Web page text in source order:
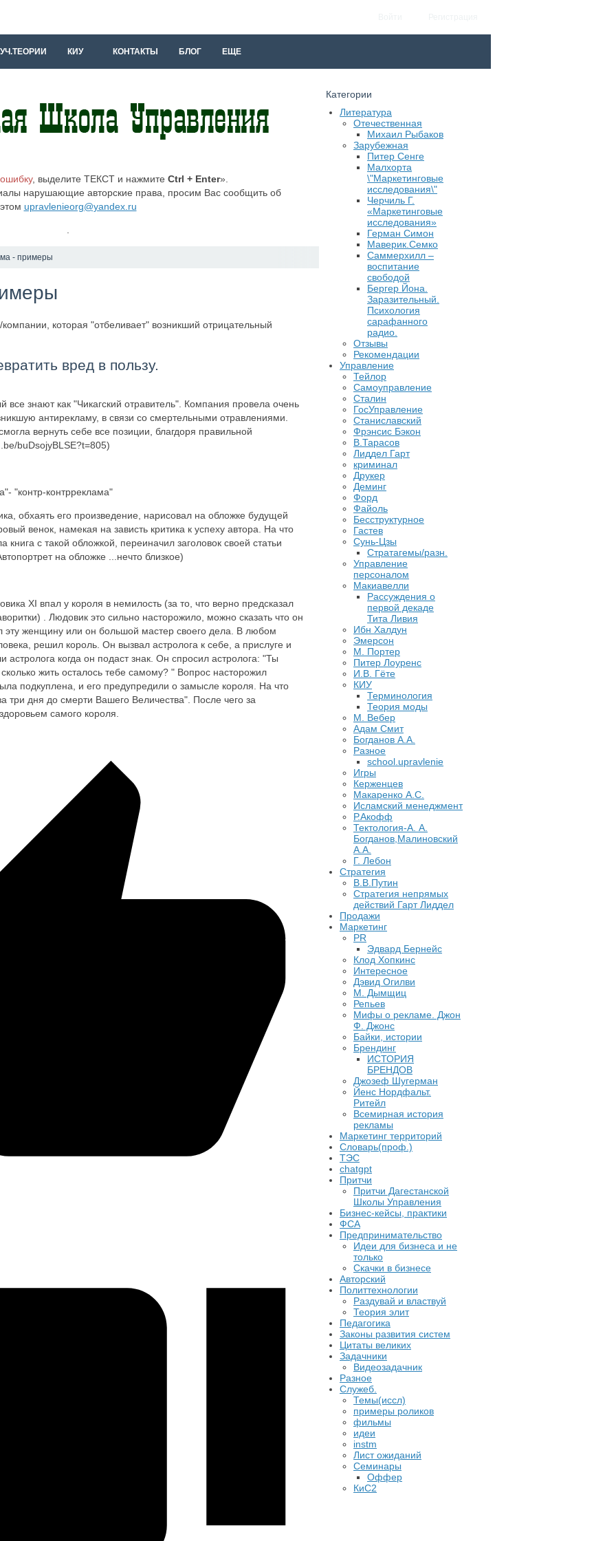
КИУ КОНТАКТЫ БЛОГ ЕЩЕ
, выделите ТЕКСТ и нажмите Ctrl + Enter».
нарушающие авторские права, просим Вас сообщить об
этом upravlenieorg@yandex.ru
- примеры
которая "отбеливает" возникший отрицательный
вред в пользу.
знают как "Чикагский отравитель". Компания провела очень
антирекламу, в связи со смертельными отравлениями.
вернуть себе все позиции, благдоря правильной
buDsojyBLSE?t=805)
"контр-контрреклама"
обхаять его произведение, нарисовал на обложке будущей
венок, намекая на зависть критика к успеху автора. На что
книга с такой обложкой, переиначил заголовок своей статьи
на обложке ...нечто близкое)
XI впал у короля в немилость (за то, что верно предсказал
. Людовик это сильно насторожило, можно сказать что он
эту женщину или он большой мастер своего дела. В любом
решил король. Он вызвал астролога к себе, а прислуге и
когда он подаст знак. Он спросил астролога: "Ты
жить осталось тебе самому? " Вопрос насторожил
подкуплена, и его предупредили о замысле короля. На что
три дня до смерти Вашего Величества". После чего за
самого короля.
Категории
Литература
Отечественная
Михаил Рыбаков
Зарубежная
Питер Сенге
Малхорта
\"Маркетинговые
исследования\"
Черчиль Г.
«Маркетинговые
исследования»
Герман Симон
Маверик.Семко
Саммерхилл –
воспитание
свободой
Бергер Йона.
Заразительный.
Психология
сарафанного
радио.
Отзывы
Рекомендации
Управление
Тейлор
Самоуправление
Сталин
ГосУправление
Станиславский
Фрэнсис Бэкон
В.Тарасов
Лиддел Гарт
криминал
Друкер
Деминг
Форд
Файоль
Бесструктурное
Гастев
Сунь-Цзы
Стратагемы/разн.
Управление
персоналом
Макиавелли
Рассуждения о
первой декаде
Тита Ливия
Ибн Халдун
Эмерсон
М. Портер
Питер Лоуренс
И.В. Гёте
КИУ
Терминология
Теория моды
М. Вебер
Адам Смит
Богданов А.А.
Разное
school.upravlenie
Игры
Керженцев
Макаренко А.С.
Исламский менеджмент
Р.Акофф
Тектология-А. А.
Богданов,Малиновский
А.А.
​Г. Лебон
Стратегия
В.В.Путин
​Стратегия непрямых
действий Гарт Лиддел
Продажи
Маркетинг
PR
Эдвард Бернейс
Клод Хопкинс
Интересное
Дэвид Огилви
М. Дымщиц
Репьев
Мифы о рекламе. Джон
Ф. Джонс
Байки, истории
Брендинг
ИСТОРИЯ
БРЕНДОВ
Джозеф Шугерман
​Йенс Нордфальт.
Ритейл
Всемирная история
рекламы
Маркетинг территорий
Словарь(проф.)
ТЭС
chatgpt
Притчи
Притчи Дагестанской
Школы Управления
Бизнес-кейсы, практики
ФСА
Предпринимательство
Идеи для бизнеса и не
только
Скачки в бизнесе
Авторский
Политтехнологии
Раздувай и властвуй
Теория элит
​Педагогика
Законы развития систем
Цитаты великих
Задачники
Видеозадачник
Разное
Служеб.
Темы(иссл)
примеры роликов
фильмы
идеи
instm
Лист ожиданий
Семинары
Оффер
КиС2